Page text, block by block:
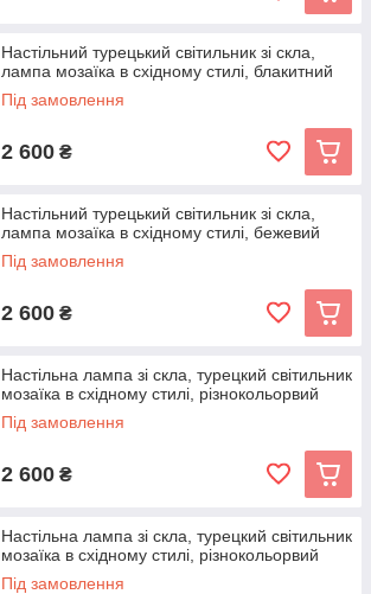
Настільний турецький світильник зі скла,
лампа мозаїка в східному стилі, блакитний
Під замовлення
2 600 ₴
Настільний турецький світильник зі скла,
лампа мозаїка в східному стилі, бежевий
Під замовлення
2 600 ₴
Настільна лампа зі скла, турецкий світильник
мозаїка в східному стилі, різнокольорвий
Під замовлення
2 600 ₴
Настільна лампа зі скла, турецкий світильник
мозаїка в східному стилі, різнокольорвий
Під замовлення